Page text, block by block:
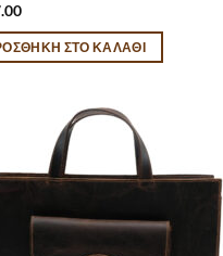
ΣΤΟ ΚΑΛΆΘΙ